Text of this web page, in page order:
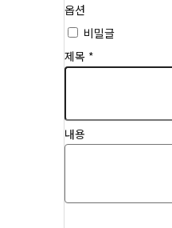
옵션
비밀글
제목 *
내용